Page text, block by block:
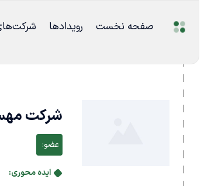
صفحه نخست رویدادها
شرکت
عضو:
ایده محوری: